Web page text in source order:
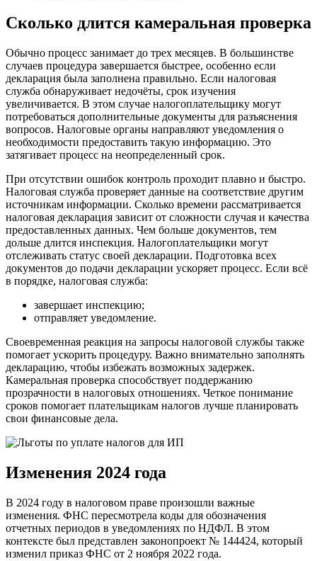
Сколько длится камеральная проверка
Обычно процесс занимает до трех месяцев. В большинстве
случаев процедура завершается быстрее, особенно если
декларация была заполнена правильно. Если налоговая
служба обнаруживает недочёты, срок изучения
увеличивается. В этом случае налогоплательщику могут
потребоваться дополнительные документы для разъяснения
вопросов. Налоговые органы направляют уведомления о
необходимости предоставить такую информацию. Это
затягивает процесс на неопределенный срок.
При отсутствии ошибок контроль проходит плавно и быстро.
Налоговая служба проверяет данные на соответствие другим
источникам информации. Сколько времени рассматривается
налоговая декларация зависит от сложности случая и качества
предоставленных данных. Чем больше документов, тем
дольше длится инспекция. Налогоплательщики могут
отслеживать статус своей декларации. Подготовка всех
документов до подачи декларации ускоряет процесс. Если всё
в порядке, налоговая служба:
завершает инспекцию;
отправляет уведомление.
Своевременная реакция на запросы налоговой службы также
помогает ускорить процедуру. Важно внимательно заполнять
декларацию, чтобы избежать возможных задержек.
Камеральная проверка способствует поддержанию
прозрачности в налоговых отношениях. Четкое понимание
сроков помогает плательщикам налогов лучше планировать
свои финансовые дела.
Изменения 2024 года
В 2024 году в налоговом праве произошли важные
изменения. ФНС пересмотрела коды для обозначения
отчетных периодов в уведомлениях по НДФЛ. В этом
контексте был представлен законопроект № 144424, который
изменил приказ ФНС от 2 ноября 2022 года.